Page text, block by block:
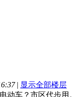
| 显示全部楼层
动车？市区代步用